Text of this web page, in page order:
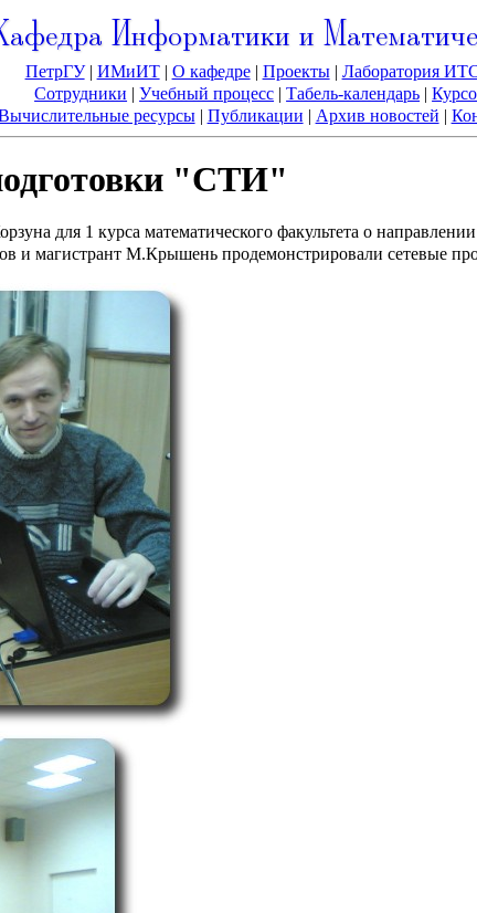
Информатики и
ПетрГУ| ИМиИТ| О кафедре| Проекты| Лаборатория
Сотрудники |Учебный процесс |Табель-календарь |
ресурсы| Публикации | Архив новостей |
"СТИ"
для 1 курса математического факультета о
и магистрант М.Крышень продемонстрировали сетевые